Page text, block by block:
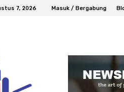
7, 2026 Masuk / Bergabung